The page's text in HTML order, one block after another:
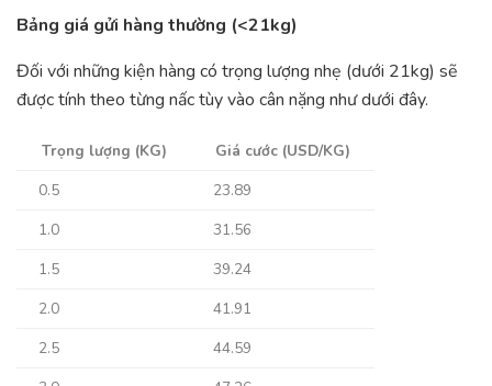
Bảng giá gửi hàng thường (<21kg)
Đối với những kiện hàng có trọng lượng nhẹ (dưới 21kg) sẽ
được tính theo từng nấc tùy vào cân nặng như dưới đây.
Trọng lượng (KG)
Giá cước (USD/KG)
0.5
23.89
1.0
31.56
1.5
39.24
2.0
41.91
2.5
44.59